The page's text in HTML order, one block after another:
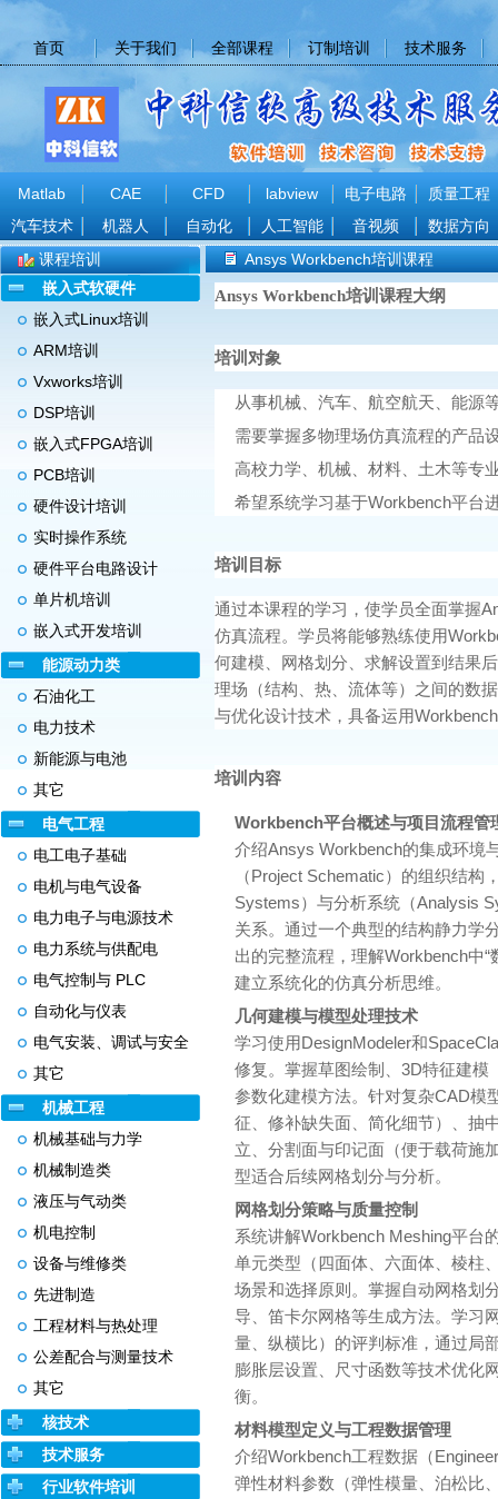
首页 关于我们 全部课程 订制培训 技术服务
Matlab CAE CFD labview 电子电路
质量工程
汽车技术
机器人 自动化 人工智能 音视频
数据方向
课程培训
嵌入式软硬件
嵌入式Linux培训
ARM培训
Vxworks培训
DSP培训
嵌入式FPGA培训
PCB培训
硬件设计培训
实时操作系统
硬件平台电路设计
单片机培训
嵌入式开发培训
能源动力类
石油化工
电力技术
新能源与电池
其它
电气工程
电工电子基础
电机与电气设备
电力电子与电源技术
电力系统与供配电
电气控制与 PLC
自动化与仪表
电气安装、调试与安全
其它
机械工程
机械基础与力学
机械制造类
液压与气动类
机电控制
设备与维修类
先进制造
工程材料与热处理
公差配合与测量技术
其它
核技术
技术服务
行业软件培训
Ansys Workbench培训课程
Ansys Workbench培训课程大纲
培训对象
从事机械、汽车、航空航天、能源
需要掌握多物理场仿真流程的产品
高校力学、机械、材料、土木等专
希望系统学习基于Workbench平台
培训目标
通过本课程的学习，使学员全面掌握
仿真流程。学员将能够熟练使用
何建模、网格划分、求解设置到结果
理场（结构、热、流体等）之间的数
与优化设计技术，具备运用
培训内容
Workbench平台概述与项目流程管
介绍Ansys Workbench的集成环境
（Project Schematic）的组织结构
Systems）与分析系统（Analysis
关系。通过一个典型的结构静力学
出的完整流程，理解Workbench中
建立系统化的仿真分析思维。
几何建模与模型处理技术
学习使用DesignModeler和
修复。掌握草图绘制、3D特征建
参数化建模方法。针对复杂CAD模
征、修补缺失面、简化细节）、抽
立、分割面与印记面（便于载荷施
型适合后续网格划分与分析。
网格划分策略与质量控制
系统讲解Workbench Meshing平台
单元类型（四面体、六面体、棱柱
场景和选择原则。掌握自动网格划
导、笛卡尔网格等生成方法。学习
量、纵横比）的评判标准，通过局
膨胀层设置、尺寸函数等技术优化
衡。
材料模型定义与工程数据管理
介绍Workbench工程数据（
弹性材料参数（弹性模量、泊松比